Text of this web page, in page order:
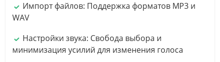
Импорт файлов: Поддержка форматов MP3 и
WAV
Настройки звука: Свобода выбора и
минимизация усилий для изменения голоса